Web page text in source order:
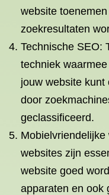
website
zoekresultaten
Technische SEO:
techniek
jouw website
door
geclassificeerd.
websites zijn
website goed
apparaten en ook